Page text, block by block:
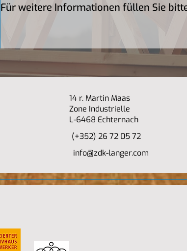
Für weitere Informationen füllen Sie
14 r. Martin Maas
Zone Industrielle
L-6468 Echternach
(+352) 26 72 05 72
info@zdk-langer.com